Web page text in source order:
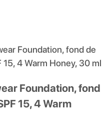
Foundation, fond de
4 Warm Honey, 30 ml
Foundation, fond
15, 4 Warm